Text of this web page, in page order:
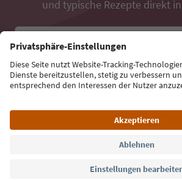
und typische Rezepte direkt
E-Mail Adresse
Jetzt anmelden